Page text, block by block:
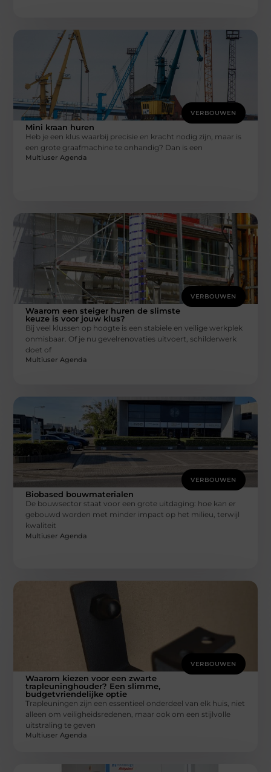
VERBOUWEN
Mini kraan huren
Heb je een klus waarbij precisie en kracht nodig zijn, maar is
een grote graafmachine te onhandig? Dan is een
Multiuser Agenda
VERBOUWEN
Waarom een steiger huren de slimste
keuze is voor jouw klus?
Bij veel klussen op hoogte is een stabiele en veilige werkplek
onmisbaar. Of je nu gevelrenovaties uitvoert, schilderwerk
doet of
Multiuser Agenda
VERBOUWEN
Biobased bouwmaterialen
De bouwsector staat voor een grote uitdaging: hoe kan er
gebouwd worden met minder impact op het milieu, terwijl
kwaliteit
Multiuser Agenda
VERBOUWEN
Waarom kiezen voor een zwarte
trapleuninghouder? Een slimme,
budgetvriendelijke optie
Trapleuningen zijn een essentieel onderdeel van elk huis, niet
alleen om veiligheidsredenen, maar ook om een stijlvolle
uitstraling te geven
Multiuser Agenda